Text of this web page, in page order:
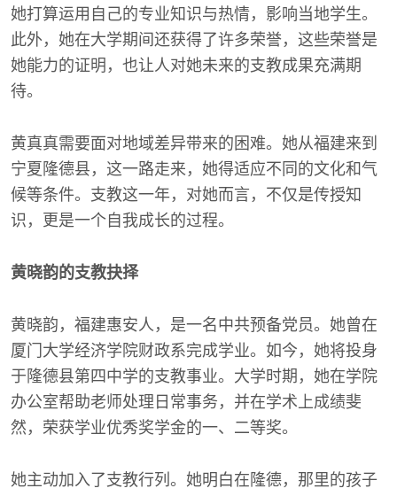
她打算运用自己的专业知识与热情，影响当地学生。
此外，她在大学期间还获得了许多荣誉，这些荣誉是
她能力的证明，也让人对她未来的支教成果充满期
待。
黄真真需要面对地域差异带来的困难。她从福建来到
宁夏隆德县，这一路走来，她得适应不同的文化和气
候等条件。支教这一年，对她而言，不仅是传授知
识，更是一个自我成长的过程。
黄晓韵的支教抉择
黄晓韵，福建惠安人，是一名中共预备党员。她曾在
厦门大学经济学院财政系完成学业。如今，她将投身
于隆德县第四中学的支教事业。大学时期，她在学院
办公室帮助老师处理日常事务，并在学术上成绩斐
然，荣获学业优秀奖学金的一、二等奖。
她主动加入了支教行列。她明白在隆德，那里的孩子